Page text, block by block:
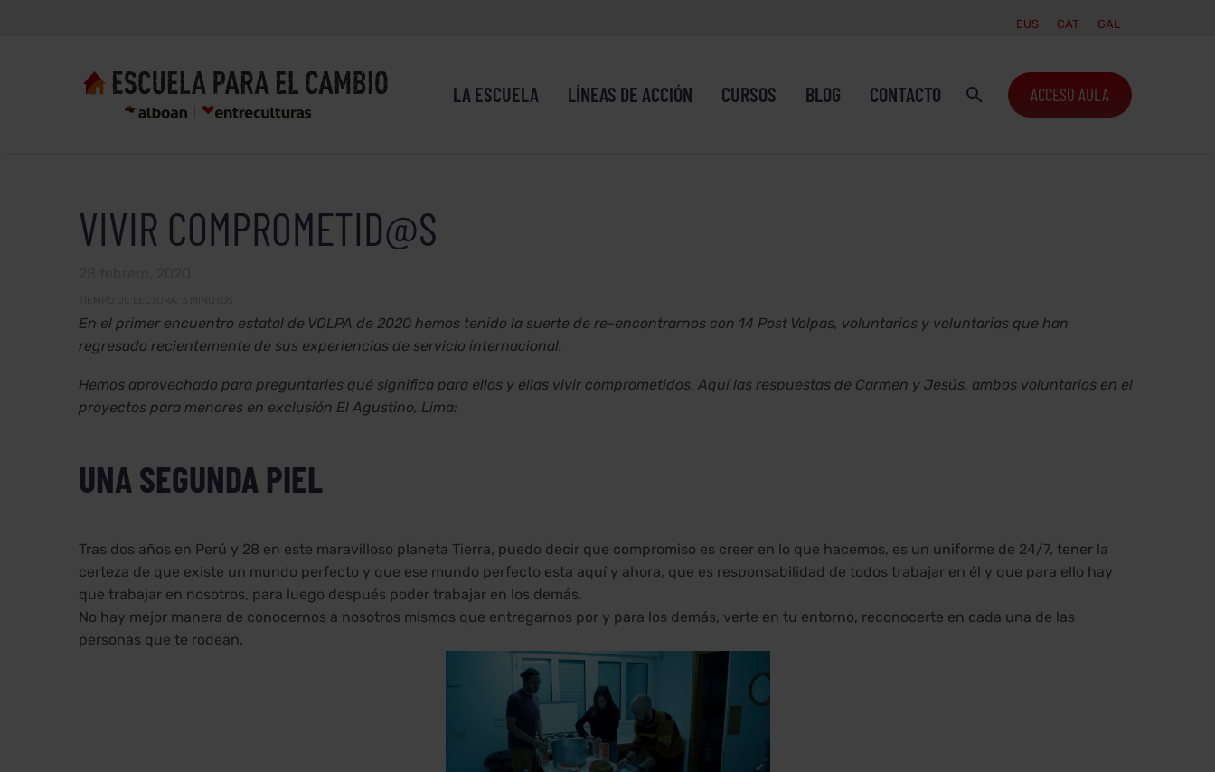
EUS CAT GAL
LA ESCUELA LÍNEAS DE ACCIÓN CURSOS BLOG CONTACTO ACCESO AULA
VIVIR COMPROMETID@S
En el primer encuentro estatal de VOLPA de 2020 hemos tenido la suerte de re-encontrarnos con 14 Post Volpas, voluntarios y voluntarias que han
regresado recientemente de sus experiencias de servicio internacional.
Hemos aprovechado para preguntarles qué significa para ellos y ellas vivir comprometidos. Aquí las respuestas de Carmen y Jesús, ambos voluntarios en el
proyectos para menores en exclusión El Agustino, Lima:
UNA SEGUNDA PIEL
Tras dos años en Perú y 28 en este maravilloso planeta Tierra, puedo decir que compromiso es creer en lo que hacemos, es un uniforme de 24/7, tener la
certeza de que existe un mundo perfecto y que ese mundo perfecto esta aquí y ahora, que es responsabilidad de todos trabajar en él y que para ello hay
que trabajar en nosotros, para luego después poder trabajar en los demás.
No hay mejor manera de conocernos a nosotros mismos que entregarnos por y para los demás, verte en tu entorno, reconocerte en cada una de las
personas que te rodean.